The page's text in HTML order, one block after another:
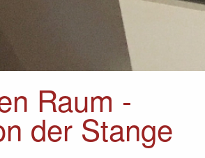
Raum -
der Stange